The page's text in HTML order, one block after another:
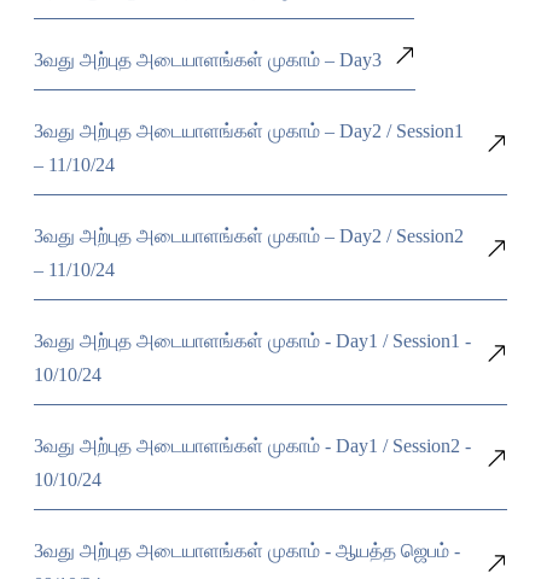
3வது அற்புத அடையாளங்கள் முகாம் – Day3
3வது அற்புத அடையாளங்கள் முகாம் – Day2 / Session1
– 11/10/24
3வது அற்புத அடையாளங்கள் முகாம் – Day2 / Session2
– 11/10/24
3வது அற்புத அடையாளங்கள் முகாம் - Day1 / Session1 -
10/10/24
3வது அற்புத அடையாளங்கள் முகாம் - Day1 / Session2 -
10/10/24
3வது அற்புத அடையாளங்கள் முகாம் - ஆயத்த ஜெபம் -